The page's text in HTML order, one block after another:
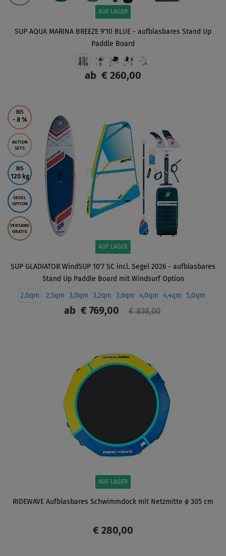
AUF LAGER
SUP AQUA MARINA BREEZE 9'10 BLUE - aufblasbares Stand Up
Paddle Board
ab € 260,00
BIS
- 8 %
AKTION
SETS
BIS
120 kg
SEGEL
OPTION
VERSAND
GRATIS
AUF LAGER
SUP GLADIATOR WindSUP 10'7 SC incl. Segel 2026 - aufblasbares
Stand Up Paddle Board mit Windsurf Option
2,0qm 2,5qm 3,0qm 3,2qm 3,6qm 4,0qm 4,4qm 5,0qm
ab€ 769,00 € 838,00
AUF LAGER
RIDEWAVE Aufblasbares Schwimmdock mit Netzmitte ø 305 cm
€ 280,00